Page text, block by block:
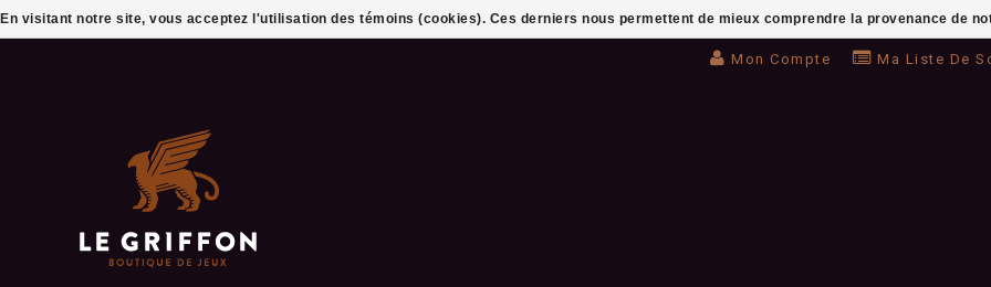
Mon Compte Ma Liste De
En visitant notre site, vous acceptez l'utilisation des témoins (cookies). Ces derniers nous permettent de mieux comprendre la provenance de